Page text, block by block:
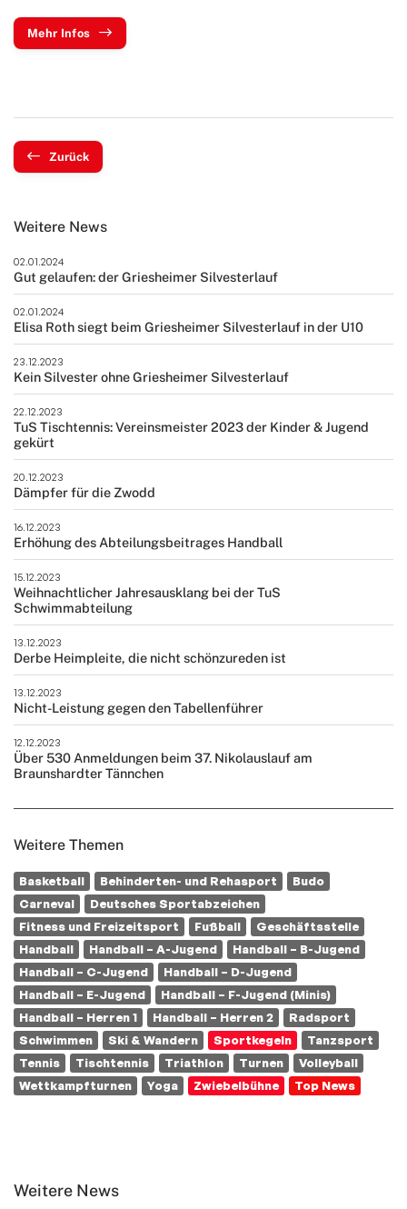
Mehr Infos
Zurück
Weitere News
02.01.2024
Gut gelaufen: der Griesheimer Silvesterlauf
02.01.2024
Elisa Roth siegt beim Griesheimer Silvesterlauf in der U10
23.12.2023
Kein Silvester ohne Griesheimer Silvesterlauf
22.12.2023
TuS Tischtennis: Vereinsmeister 2023 der Kinder & Jugend
gekürt
20.12.2023
Dämpfer für die Zwodd
16.12.2023
Erhöhung des Abteilungsbeitrages Handball
15.12.2023
Weihnachtlicher Jahresausklang bei der TuS
Schwimmabteilung
13.12.2023
Derbe Heimpleite, die nicht schönzureden ist
13.12.2023
Nicht-Leistung gegen den Tabellenführer
12.12.2023
Über 530 Anmeldungen beim 37. Nikolauslauf am
Braunshardter Tännchen
Weitere Themen
Basketball Behinderten- und Rehasport
Budo
Carneval
Deutsches Sportabzeichen
Fitness und Freizeitsport
Fußball
Geschäftsstelle
Handball
Handball – A-Jugend
Handball – B-Jugend
Handball – C-Jugend
Handball – D-Jugend
Handball – E-Jugend
Handball – F-Jugend (Minis)
Handball – Herren 1
Handball – Herren 2
Radsport
Schwimmen
Ski & Wandern Sportkegeln
Tanzsport
Tennis
Tischtennis Triathlon Turnen
Volleyball
Wettkampfturnen
Yoga Zwiebelbühne Top News
Weitere News